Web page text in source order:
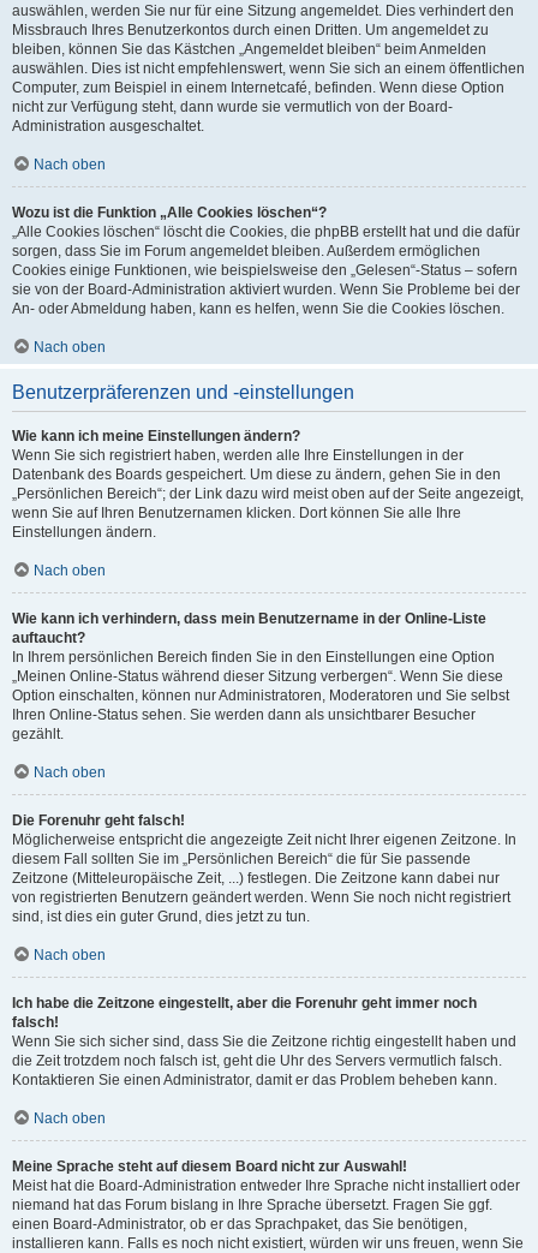
auswählen, werden Sie nur für eine Sitzung angemeldet. Dies verhindert den
Missbrauch Ihres Benutzerkontos durch einen Dritten. Um angemeldet zu
bleiben, können Sie das Kästchen „Angemeldet bleiben“ beim Anmelden
auswählen. Dies ist nicht empfehlenswert, wenn Sie sich an einem öffentlichen
Computer, zum Beispiel in einem Internetcafé, befinden. Wenn diese Option
nicht zur Verfügung steht, dann wurde sie vermutlich von der Board-
Administration ausgeschaltet.
Nach oben
Wozu ist die Funktion „Alle Cookies löschen“?
„Alle Cookies löschen“ löscht die Cookies, die phpBB erstellt hat und die dafür
sorgen, dass Sie im Forum angemeldet bleiben. Außerdem ermöglichen
Cookies einige Funktionen, wie beispielsweise den „Gelesen“-Status – sofern
sie von der Board-Administration aktiviert wurden. Wenn Sie Probleme bei der
An- oder Abmeldung haben, kann es helfen, wenn Sie die Cookies löschen.
Nach oben
Benutzerpräferenzen und -einstellungen
Wie kann ich meine Einstellungen ändern?
Wenn Sie sich registriert haben, werden alle Ihre Einstellungen in der
Datenbank des Boards gespeichert. Um diese zu ändern, gehen Sie in den
„Persönlichen Bereich“; der Link dazu wird meist oben auf der Seite angezeigt,
wenn Sie auf Ihren Benutzernamen klicken. Dort können Sie alle Ihre
Einstellungen ändern.
Nach oben
Wie kann ich verhindern, dass mein Benutzername in der Online-Liste
auftaucht?
In Ihrem persönlichen Bereich finden Sie in den Einstellungen eine Option
„Meinen Online-Status während dieser Sitzung verbergen“. Wenn Sie diese
Option einschalten, können nur Administratoren, Moderatoren und Sie selbst
Ihren Online-Status sehen. Sie werden dann als unsichtbarer Besucher
gezählt.
Nach oben
Die Forenuhr geht falsch!
Möglicherweise entspricht die angezeigte Zeit nicht Ihrer eigenen Zeitzone. In
diesem Fall sollten Sie im „Persönlichen Bereich“ die für Sie passende
Zeitzone (Mitteleuropäische Zeit, ...) festlegen. Die Zeitzone kann dabei nur
von registrierten Benutzern geändert werden. Wenn Sie noch nicht registriert
sind, ist dies ein guter Grund, dies jetzt zu tun.
Nach oben
Ich habe die Zeitzone eingestellt, aber die Forenuhr geht immer noch
falsch!
Wenn Sie sich sicher sind, dass Sie die Zeitzone richtig eingestellt haben und
die Zeit trotzdem noch falsch ist, geht die Uhr des Servers vermutlich falsch.
Kontaktieren Sie einen Administrator, damit er das Problem beheben kann.
Nach oben
Meine Sprache steht auf diesem Board nicht zur Auswahl!
Meist hat die Board-Administration entweder Ihre Sprache nicht installiert oder
niemand hat das Forum bislang in Ihre Sprache übersetzt. Fragen Sie ggf.
einen Board-Administrator, ob er das Sprachpaket, das Sie benötigen,
installieren kann. Falls es noch nicht existiert, würden wir uns freuen, wenn Sie